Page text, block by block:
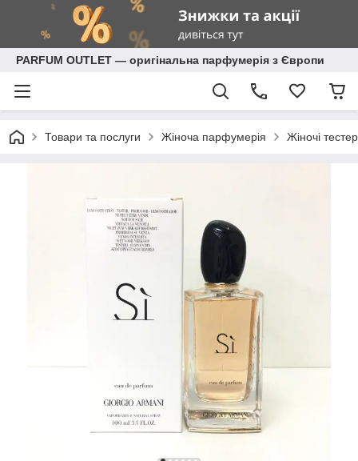
PARFUM OUTLET — оригінальна парфумерія з Європи
Товари та послуги Жіноча парфумерія Жіночі